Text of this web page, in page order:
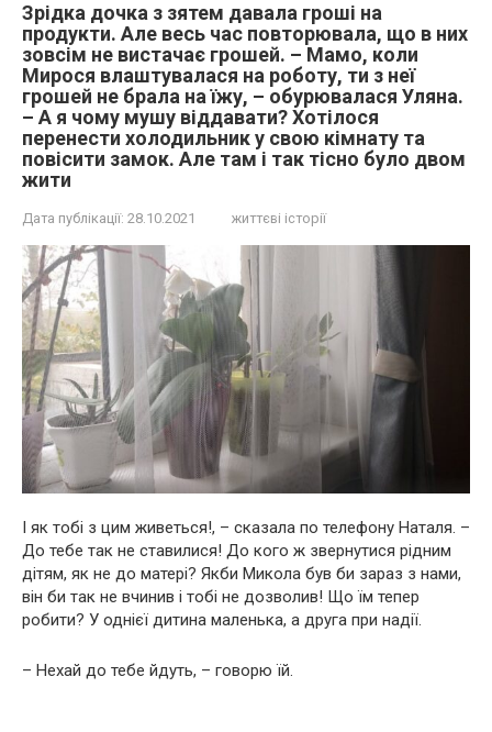
Зрідка дочка з зятем давала гроші на
продукти. Але весь час повторювала, що в них
зовсім не вистачає грошей. – Мамо, коли
Мирося влаштувалася на роботу, ти з неї
грошей не брала на їжу, – обурювалася Уляна.
– А я чому мушу віддавати? Хотілося
перенести холодильник у свою кімнату та
повісити замок. Але там і так тісно було двом
жити
Дата публікації: 28.10.2021 життєві історії
І як тобі з цим живеться!, – сказала по телефону Наталя. –
До тебе так не ставилися! До кого ж звернутися рідним
дітям, як не до матері? Якби Микола був би зараз з нами,
він би так не вчинив і тобі не дозволив! Що їм тепер
робити? У однієї дитина маленька, а друга при надії.
– Нехай до тебе йдуть, – говорю їй.